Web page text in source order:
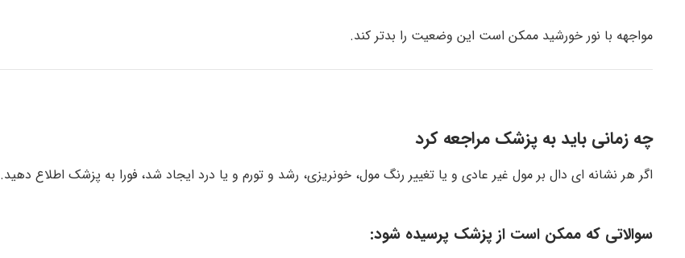
مواجهه با نور خورشید ممکن است این وضعیت را بدتر کند.
چه زمانی باید به پزشک مراجعه کرد
اگر هر نشانه ای دال بر مول غیر عادی و یا تغییر رنگ مول، خونریزی، رشد و تورم و یا درد ایجاد شد، فورا به پزشک اطلاع دهید.
سوالاتی که ممکن است از پزشک پرسیده شود: